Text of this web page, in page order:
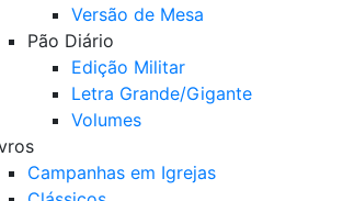
Versão de Mesa
Pão Diário
Edição Militar
Letra Grande/Gigante
Volumes
Campanhas em Igrejas